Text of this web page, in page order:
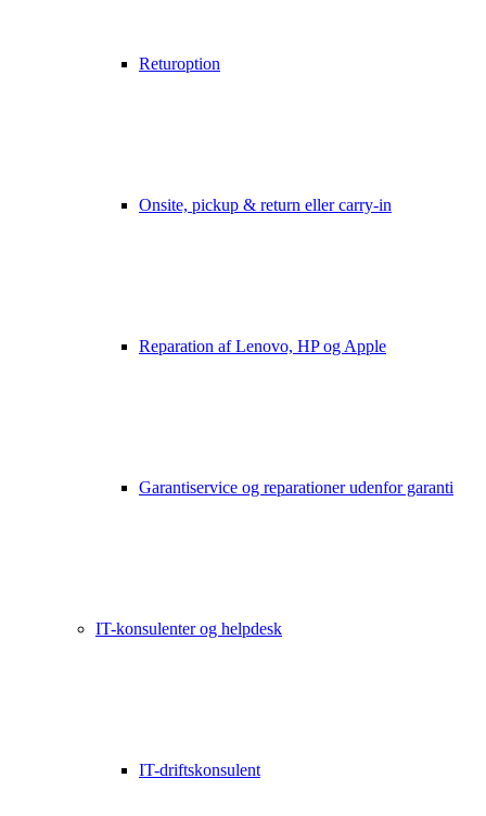
Returoption
Onsite, pickup & return eller carry-in
Reparation af Lenovo, HP og Apple
Garantiservice og reparationer udenfor garanti
IT-konsulenter og helpdesk
IT-driftskonsulent